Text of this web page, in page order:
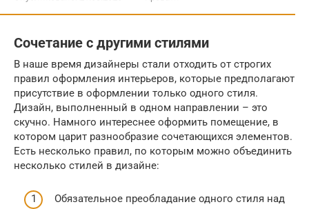
Сочетание с другими стилями
В наше время дизайнеры стали отходить от строгих
правил оформления интерьеров, которые предполагают
присутствие в оформлении только одного стиля.
Дизайн, выполненный в одном направлении – это
скучно. Намного интереснее оформить помещение, в
котором царит разнообразие сочетающихся элементов.
Есть несколько правил, по которым можно объединить
несколько стилей в дизайне:
Обязательное преобладание одного стиля над